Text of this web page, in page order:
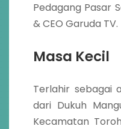
Pedagang Pasar
& CEO Garuda TV.
Masa Kecil
Terlahir sebagai
dari Dukuh
Kecamatan